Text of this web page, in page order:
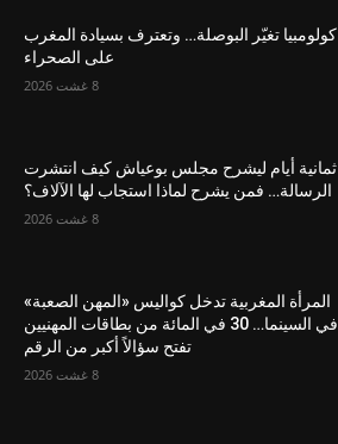
كولومبيا تغيّر البوصلة… وتعترف بسيادة المغرب
على الصحراء
8 غشت 2026
ثمانية أيام ليشرح مجلس بوعياش كيف انتشرت
الرسالة… فمن يشرح لماذا استجاب لها الآلاف؟
8 غشت 2026
المرأة المغربية تدخل كواليس «المهن الصعبة»
في السينما… 30 في المائة من بطاقات المهنيين
تفتح سؤالاً أكبر من الرقم
8 غشت 2026